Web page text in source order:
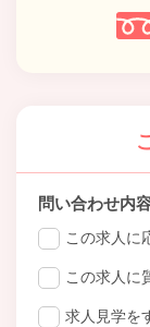
問い合わせ内
この求人に
この求人に
求人見学を